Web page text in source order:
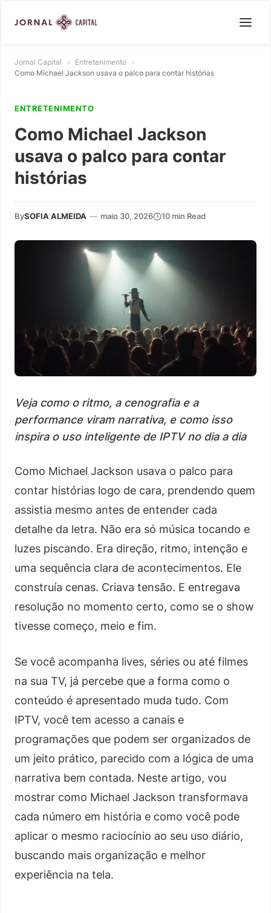
Jornal Capital » Entretenimento »
Como Michael Jackson usava o palco para contar histórias
ENTRETENIMENTO
Como Michael Jackson
usava o palco para contar
histórias
BySOFIA ALMEIDA — maio 30, 2026 10 min Read
Veja como o ritmo, a cenografia e a
performance viram narrativa, e como isso
inspira o uso inteligente de IPTV no dia a dia
Como Michael Jackson usava o palco para
contar histórias logo de cara, prendendo quem
assistia mesmo antes de entender cada
detalhe da letra. Não era só música tocando e
luzes piscando. Era direção, ritmo, intenção e
uma sequência clara de acontecimentos. Ele
construía cenas. Criava tensão. E entregava
resolução no momento certo, como se o show
tivesse começo, meio e fim.
Se você acompanha lives, séries ou até filmes
na sua TV, já percebe que a forma como o
conteúdo é apresentado muda tudo. Com
IPTV, você tem acesso a canais e
programações que podem ser organizados de
um jeito prático, parecido com a lógica de uma
narrativa bem contada. Neste artigo, vou
mostrar como Michael Jackson transformava
cada número em história e como você pode
aplicar o mesmo raciocínio ao seu uso diário,
buscando mais organização e melhor
experiência na tela.